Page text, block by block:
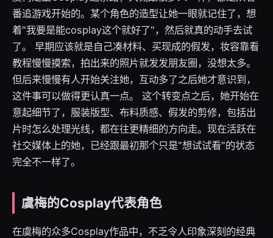
番追游戏开始的。某个角色的造型让她一眼就记住了，想
着"我要是能cosplay这个就好了"，然后就真的动手去试
了。 早期应该就是自己凑材料、买现成的假发，妆容靠看
教程慢慢摸索，拍出来的照片就发发朋友圈，没想太多。
但后来慢慢有人开始关注她，互动多了之后她才意识到，
这件事可以做得更认真一点。 这个转变点之后，她开始在
意起细节了，服装版型、布料质感、假发的剪修，包括出
片时怎么处理光线，都在往更精细的方向走。现在活跃在
社交媒体上的她，已经跟最初那个只是"想试试看"的状态
完全不一样了。
虞梅的Cosplay代表角色
在虞梅的众多Cosplay作品中，不乏令人印象深刻的经典